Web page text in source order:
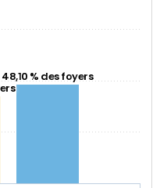
48,10 % des foyers